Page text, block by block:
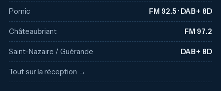
Pornic FM 92.5 · DAB+ 8D
Châteaubriant FM 97.2
Saint-Nazaire / Guérande DAB+ 8D
Tout sur la réception →